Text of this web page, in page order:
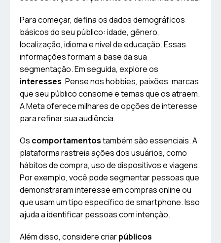
Para começar, defina os dados demográficos
básicos do seu público: idade, gênero,
localização, idioma e nível de educação. Essas
informações formam a base da sua
segmentação. Em seguida, explore os
interesses. Pense nos hobbies, paixões, marcas
que seu público consome e temas que os atraem.
A Meta oferece milhares de opções de interesse
para refinar sua audiência.
Os comportamentostambém são essenciais. A
plataforma rastreia ações dos usuários, como
hábitos de compra, uso de dispositivos e viagens.
Por exemplo, você pode segmentar pessoas que
demonstraram interesse em compras online ou
que usam um tipo específico de smartphone. Isso
ajuda a identificar pessoas com intenção.
Além disso, considere criarpúblicos